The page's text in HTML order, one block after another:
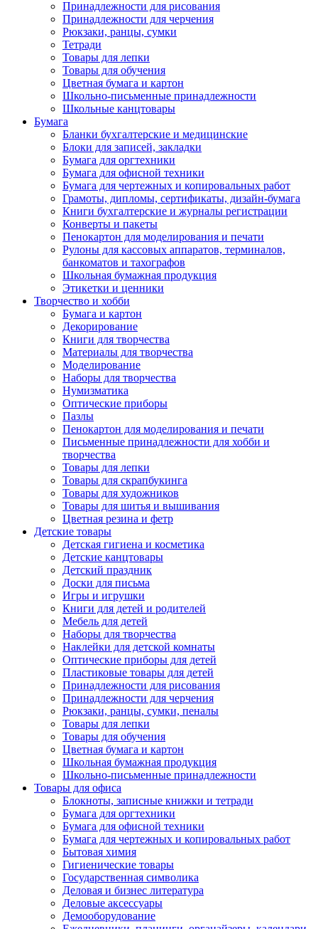
Принадлежности для рисования
Принадлежности для черчения
Рюкзаки, ранцы, сумки
Тетради
Товары для лепки
Товары для обучения
Цветная бумага и картон
Школьно-письменные принадлежности
Школьные канцтовары
Бумага
Бланки бухгалтерские и медицинские
Блоки для записей, закладки
Бумага для оргтехники
Бумага для офисной техники
Бумага для чертежных и копировальных работ
Грамоты, дипломы, сертификаты, дизайн-бумага
Книги бухгалтерские и журналы регистрации
Конверты и пакеты
Пенокартон для моделирования и печати
Рулоны для кассовых аппаратов, терминалов,
банкоматов и тахографов
Школьная бумажная продукция
Этикетки и ценники
Творчество и хобби
Бумага и картон
Декорирование
Книги для творчества
Материалы для творчества
Моделирование
Наборы для творчества
Нумизматика
Оптические приборы
Пазлы
Пенокартон для моделирования и печати
Письменные принадлежности для хобби и
творчества
Товары для лепки
Товары для скрапбукинга
Товары для художников
Товары для шитья и вышивания
Цветная резина и фетр
Детские товары
Детская гигиена и косметика
Детские канцтовары
Детский праздник
Доски для письма
Игры и игрушки
Книги для детей и родителей
Мебель для детей
Наборы для творчества
Наклейки для детской комнаты
Оптические приборы для детей
Пластиковые товары для детей
Принадлежности для рисования
Принадлежности для черчения
Рюкзаки, ранцы, сумки, пеналы
Товары для лепки
Товары для обучения
Цветная бумага и картон
Школьная бумажная продукция
Школьно-письменные принадлежности
Товары для офиса
Блокноты, записные книжки и тетради
Бумага для оргтехники
Бумага для офисной техники
Бумага для чертежных и копировальных работ
Бытовая химия
Гигиенические товары
Государственная символика
Деловая и бизнес литература
Деловые аксессуары
Демооборудование